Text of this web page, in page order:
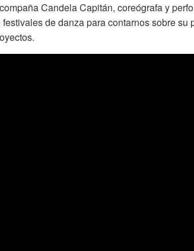
Candela Capitán, coreógrafa y
de danza para contarnos sobre su